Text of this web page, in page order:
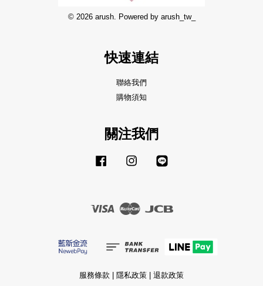
© 2026 arush. Powered by arush_tw_
快速連結
聯絡我們
購物須知
關注我們
Facebook Instagram
Visa Master
服務條款 隱私政策 退款政策